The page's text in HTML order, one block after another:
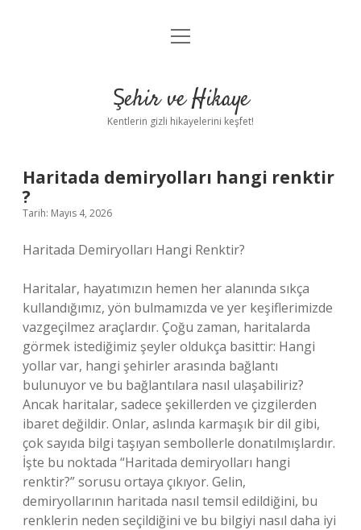
Anasayfa
Yasal Uyarı
menüyü
Şehir ve Hikaye
Kentlerin gizli hikayelerini keşfet!
Haritada demiryolları hangi renktir
?
Tarih: Mayıs 4, 2026
Haritada Demiryolları Hangi Renktir?
Haritalar, hayatımızın hemen her alanında sıkça
kullandığımız, yön bulmamızda ve yer keşiflerimizde
vazgeçilmez araçlardır. Çoğu zaman, haritalarda
görmek istediğimiz şeyler oldukça basittir: Hangi
yollar var, hangi şehirler arasında bağlantı
bulunuyor ve bu bağlantılara nasıl ulaşabiliriz?
Ancak haritalar, sadece şekillerden ve çizgilerden
ibaret değildir. Onlar, aslında karmaşık bir dil gibi,
çok sayıda bilgi taşıyan sembollerle donatılmışlardır.
İşte bu noktada “Haritada demiryolları hangi
renktir?” sorusu ortaya çıkıyor. Gelin,
demiryollarının haritada nasıl temsil edildiğini, bu
renklerin neden seçildiğini ve bu bilgiyi nasıl daha iyi